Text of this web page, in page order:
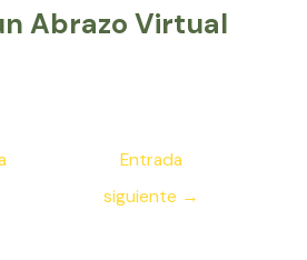
Abrazo Virtual
Entrada
siguiente →